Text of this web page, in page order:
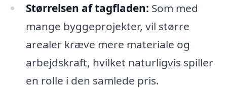
Størrelsen af tagfladen: Som med
mange byggeprojekter, vil større
arealer kræve mere materiale og
arbejdskraft, hvilket naturligvis spiller
en rolle i den samlede pris.